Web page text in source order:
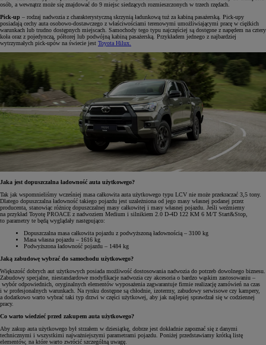
osób, a wewnątrz może się znajdować do 9 miejsc siedzących rozmieszczonych w trzech rzędach.
Pick-up – rodzaj nadwozia z charakterystyczną skrzynią ładunkową tuż za kabiną pasażerską. Pick-upy
posiadają cechy auta osobowo-dostawczego z właściwościami terenowymi umożliwiającymi pracę w ciężkich
warunkach lub trudno dostępnych miejscach. Samochody tego typu najczęściej są dostępne z napędem na cztery
koła oraz z pojedynczą, półtorej lub podwójną kabiną pasażerską. Przykładem jednego z najbardziej
wytrzymałych pick-upów na świecie jest Toyota Hilux.
Jaka jest dopuszczalna ładowność auta użytkowego?
Tak jak wspomnieliśmy wcześniej masa całkowita auta użytkowego typu LCV nie może przekraczać 3,5 tony.
Dlatego dopuszczalna ładowność takiego pojazdu jest uzależniona od jego masy własnej podanej przez
producenta, stanowiąc różnicę dopuszczalnej masy całkowitej i masy własnej pojazdu. Jeśli weźmiemy
na przykład Toyotę PROACE z nadwoziem Medium i silnikiem 2.0 D-4D 122 KM 6 M/T Start&Stop,
to parametry te będą wyglądały następująco:
Dopuszczalna masa całkowita pojazdu z podwyższoną ładownością – 3100 kg
Masa własna pojazdu – 1616 kg
Podwyższona ładowność pojazdu – 1484 kg
Jaką zabudowę wybrać do samochodu użytkowego?
Większość dobrych aut użytkowych posiada możliwość dostosowania nadwozia do potrzeb dowolnego biznesu.
Zabudowy specjalne, niestandardowe modyfikacje nadwozia czy akcesoria o bardzo wąskim zastosowaniu –
wybór odpowiednich, oryginalnych elementów wyposażenia zagwarantuje firmie realizację zamówień na czas
i w profesjonalnych warunkach. Na rynku dostępne są chłodnie, izotermy, zabudowy serwisowe czy kampery,
a dodatkowo warto wybrać taki typ drzwi w części użytkowej, aby jak najlepiej sprawdzał się w codziennej
pracy.
Co warto wiedzieć przed zakupem auta użytkowego?
Aby zakup auta użytkowego był strzałem w dziesiątkę, dobrze jest dokładnie zapoznać się z danymi
technicznymi i wszystkimi najważniejszymi parametrami pojazdu. Poniżej przedstawiamy krótką listę
elementów, na które warto zwrócić szczególną uwagę.